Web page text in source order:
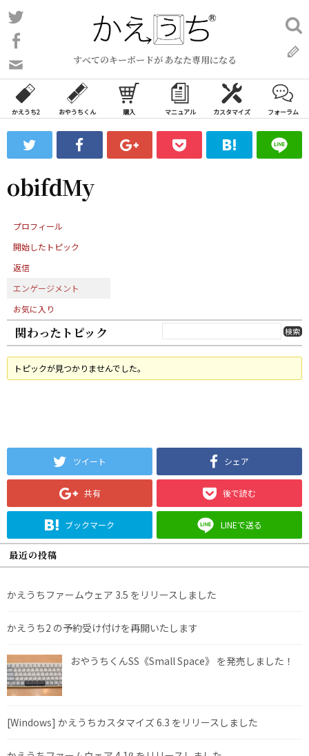
コ
ン
ン
ツ
ス
ッ
すべてのキーボードが あなた専用になる
い
合
わ
フ
ォ
ム
検
索:
かえうち2 おやうちくん 購入 マニュアル カスタマイズ フォーラム
obifdMy
プロフィール
開始したトピック
返信
エンゲージメント
お気に入り
関わったトピック
トピックが見つかりませんでした。
ツイート シェア
共有 後で読む
ブックマーク LINEで送る
最近の投稿
かえうちファームウェア 3.5 をリリースしました
かえうち2 の予約受け付けを再開いたします
おやうちくんSS《Small Space》 を発売しました！
[Windows] かえうちカスタマイズ 6.3 をリリースしました